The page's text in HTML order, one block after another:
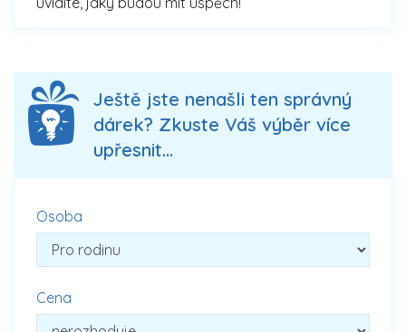
Ještě jste nenašli ten správný
dárek? Zkuste Váš výběr více
upřesnit...
Osoba
Cena